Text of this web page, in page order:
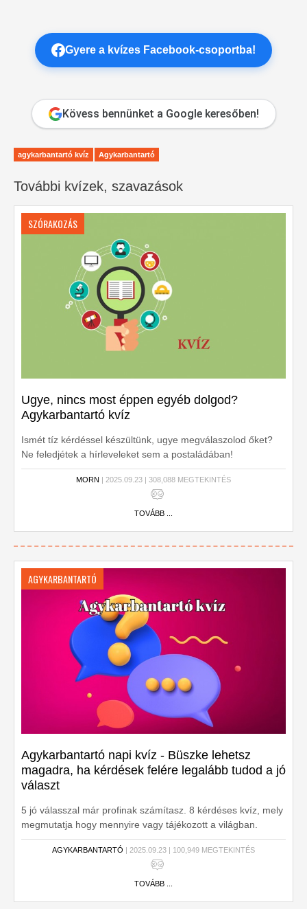
Gyere a kvízes Facebook-csoportba!
Kövess bennünket a Google keresőben!
agykarbantartó kvíz Agykarbantartó
További kvízek, szavazások
SZÓRAKOZÁS
Ugye, nincs most éppen egyéb dolgod?
Agykarbantartó kvíz
Ismét tíz kérdéssel készültünk, ugye megválaszolod őket?
Ne feledjétek a hírleveleket sem a postaládában!
MORN | 2025.09.23 | 308,088 MEGTEKINTÉS
TOVÁBB ...
AGYKARBANTARTÓ
Agykarbantartó napi kvíz - Büszke lehetsz
magadra, ha kérdések felére legalább tudod a jó
választ
5 jó válasszal már profinak számítasz. 8 kérdéses kvíz, mely
megmutatja hogy mennyire vagy tájékozott a világban.
AGYKARBANTARTÓ | 2025.09.23 | 100,949 MEGTEKINTÉS
TOVÁBB ...